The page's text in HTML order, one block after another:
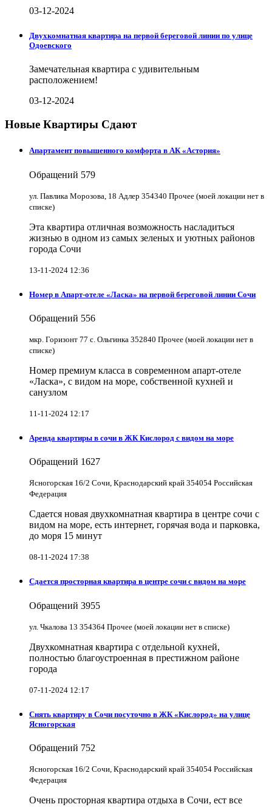
03-12-2024
Двухкомнатная квартира на первой береговой линии по улице
Одоевского
Замечательная квартира с удивительным
расположением!
03-12-2024
Новые Квартиры Сдают
Апартамент повышенного комфорта в АК «Астория»
Обращений 579
ул. Павлика Морозова, 18 Адлер 354340 Прочее (моей локации нет в
списке)
Эта квартира отличная возможность насладиться
жизнью в одном из самых зеленых и уютных районов
города Сочи
13-11-2024 12:36
Номер в Апарт-отеле «Ласка» на первой береговой линии Сочи
Обращений 556
мкр. Горизонт 77 с. Ольгинка 352840 Прочее (моей локации нет в
списке)
Номер премиум класса в современном апарт-отеле
«Ласка», с видом на море, собственной кухней и
санузлом
11-11-2024 12:17
Аренда квартиры в сочи в ЖК Кислород с видом на море
Обращений 1627
Ясногорская 16/2 Сочи, Краснодарский край 354054 Российская
Федерация
Сдается новая двухкомнатная квартира в центре сочи с
видом на море, есть интернет, горячая вода и парковка,
до моря 15 минут
08-11-2024 17:38
Сдается просторная квартира в центре сочи с видом на море
Обращений 3955
ул. Чкалова 13 354364 Прочее (моей локации нет в списке)
Двухкомнатная квартира с отдельной кухней,
полностью благоустроенная в престижном районе
города
07-11-2024 12:17
Снять квартиру в Cочи посуточно в ЖК «Кислород» на улице
Ясногорская
Обращений 752
Ясногорская 16/2 Сочи, Краснодарский край 354054 Российская
Федерация
Очень просторная квартира отдыха в Сочи, ест все